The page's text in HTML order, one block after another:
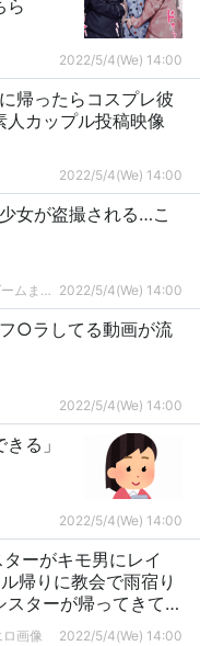
ら
2022/5/4(We) 14:00
帰ったらコスプレ彼
カップル投稿映像
2022/5/4(We) 14:00
女が盗撮される…こ
ちょいエロ★ニュース -漫画・アニメ・ゲームまとめ- 2022/5/4(We) 14:00
○ラしてる動画が流
2022/5/4(We) 14:00
る」
2022/5/4(We) 14:00
ーがキモ男にレイ
帰りに教会で雨宿り
スターが帰ってきて…
画像 2022/5/4(We) 14:00